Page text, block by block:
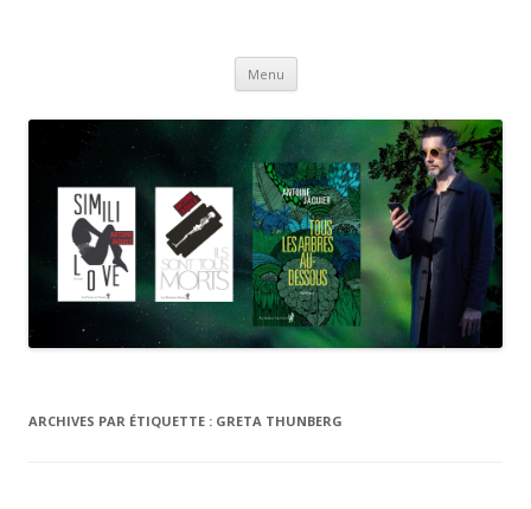
Menu Aller
contenu
ARCHIVES PAR ÉTIQUETTE : GRETA THUNBERG